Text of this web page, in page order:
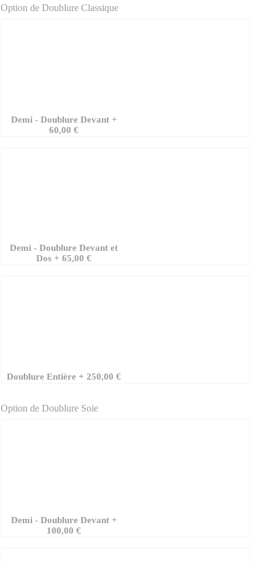
Option de Doublure Classique
Demi - Doublure Devant+
60,00 €
Demi - Doublure Devant et
Dos +65,00 €
Doublure Entière +250,00 €
Option de Doublure Soie
Demi - Doublure Devant+
100,00 €